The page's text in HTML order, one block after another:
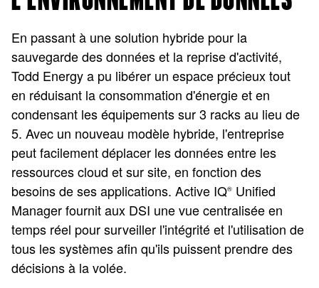
En passant à une solution hybride pour la
sauvegarde des données et la reprise d'activité,
Todd Energy a pu libérer un espace précieux tout
en réduisant la consommation d'énergie et en
condensant les équipements sur 3 racks au lieu de
5. Avec un nouveau modèle hybride, l'entreprise
peut facilement déplacer les données entre les
ressources cloud et sur site, en fonction des
besoins de ses applications. Active IQ® Unified
Manager fournit aux DSI une vue centralisée en
temps réel pour surveiller l'intégrité et l'utilisation de
tous les systèmes afin qu'ils puissent prendre des
décisions à la volée.